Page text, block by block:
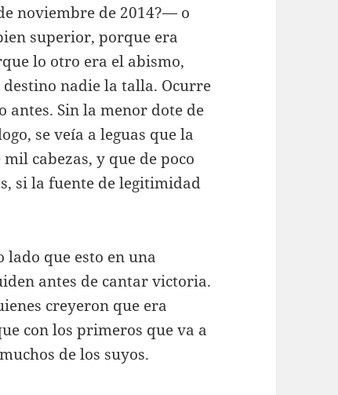
noviembre de 2014?— o
superior, porque era
lo otro era el abismo,
nadie la talla. Ocurre
antes. Sin la menor dote de
se veía a leguas que la
cabezas, y que de poco
si la fuente de legitimidad
que esto en una
antes de cantar victoria.
creyeron que era
con los primeros que va a
de los suyos.